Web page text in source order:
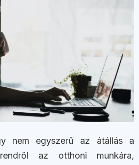
nem egyszerű az átállás a
az otthoni munkára,